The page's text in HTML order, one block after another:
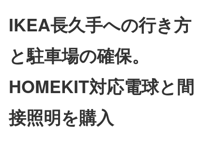
IKEA長久手への行き方
と駐車場の確保。
HOMEKIT対応電球と間
接照明を購入